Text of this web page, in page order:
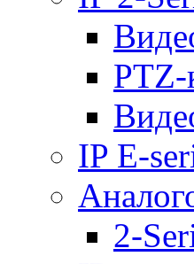
PTZ-
IP E-
2-